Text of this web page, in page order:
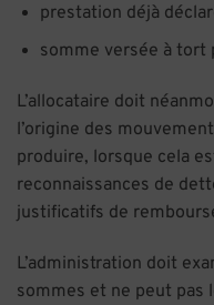
prestation déjà
somme versée à tort
L’allocataire doit
l’origine des
produire, lorsque cela
reconnaissances de
justificatifs de
L’administration doit
sommes et ne peut pas